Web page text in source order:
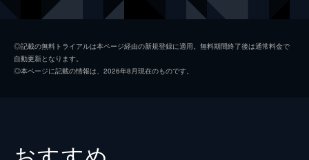
パオラ マルゲリータ・ブイ
◎記載の無料トライアルは本ページ経由の新規登録に適用。無料期間終了後は通常料金で
自動更新となります。
◎本ページに記載の情報は、2026年8月現在のものです。